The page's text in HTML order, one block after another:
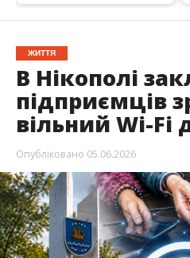
Нікопольщина, зокрема
знаходяться під
У зв’язку з цим в місті
інтернету. Тому
ставити пароль на Wi-Fi.